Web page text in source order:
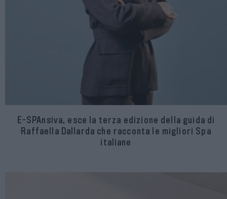
E-SPAnsiva, esce la terza edizione della guida di
Raffaella Dallarda che racconta le migliori Spa
italiane